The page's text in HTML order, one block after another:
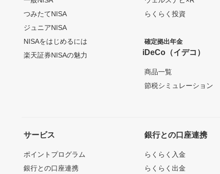
つみたてNISA
ジュニアNISA
NISAをはじめるには
楽天証券NISAの魅力
らくらく投資
確定拠出年金
iDeCo（イデコ）
商品一覧
節税シミュレーション
サービス
ポイントプログラム
銀行との口座連携
銀行との口座連携
らくらく入金
らくらく出金